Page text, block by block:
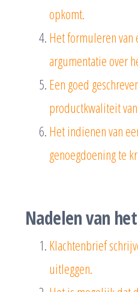
opkomt.
Het formuleren
argumentatie over
Een goed
productkwaliteit
Het indienen van
genoegdoening te
Nadelen van
Klachtenbrief
uitleggen.